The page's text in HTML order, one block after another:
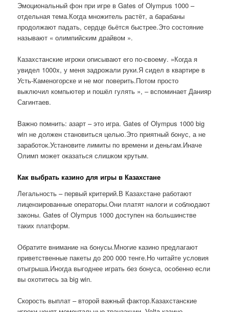
Эмоциональный фон при игре в Gates of Olympus 1000 –
отдельная тема.Когда множитель растёт, а барабаны
продолжают падать, сердце бьётся быстрее.Это состояние
называют « олимпийским драйвом ».
Казахстанские игроки описывают его по-своему. »Когда я
увидел 1000x, у меня задрожали руки.Я сидел в квартире в
Усть-Каменогорске и не мог поверить.Потом просто
выключил компьютер и пошёл гулять », – вспоминает Данияр
Сагинтаев.
Важно помнить: азарт – это игра. Gates of Olympus 1000 big
win не должен становиться целью.Это приятный бонус, а не
заработок.Установите лимиты по времени и деньгам.Иначе
Олимп может оказаться слишком крутым.
Как выбрать казино для игры в Казахстане
Легальность – первый критерий.В Казахстане работают
лицензированные операторы.Они платят налоги и соблюдают
законы. Gates of Olympus 1000 доступен на большинстве
таких платформ.
Обратите внимание на бонусы.Многие казино предлагают
приветственные пакеты до 200 000 тенге.Но читайте условия
отыгрыша.Иногда выгоднее играть без бонуса, особенно если
вы охотитесь за big win.
Скорость выплат – второй важный фактор.Казахстанские